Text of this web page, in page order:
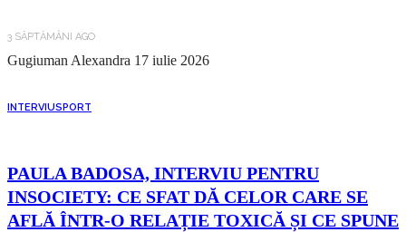
3 SĂPTĂMÂNI AGO
Gugiuman Alexandra 17 iulie 2026
INTERVIUSPORT
PAULA BADOSA, INTERVIU PENTRU
INSOCIETY: CE SFAT DĂ CELOR CARE SE
AFLĂ ÎNTR-O RELAȚIE TOXICĂ ȘI CE SPUNE